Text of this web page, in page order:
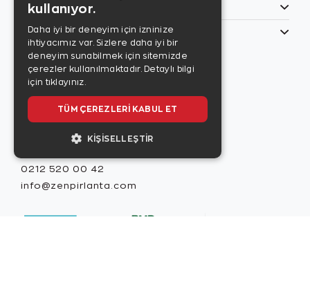
Özel Günler
Bilgilerim
Son sayıyı
0212 520 00 42
info@zenpirlanta.com
kullanıyor.
Daha iyi bir deneyim için izninize
ihtiyacımız var. Sizlere daha iyi bir
deneyim sunabilmek için sitemizde
çerezler kullanılmaktadır. Detaylı bilgi
için tıklayınız.
TÜM ÇEREZLERI KABUL ET
KIŞISELLEŞTIR